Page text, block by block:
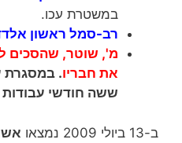
במשטרת עכו.
רב-סמל ראשון
מ', שוטר, שהסכים
את חבריו. במסגרת
ששה חודשי עבודות
ב-13 ביולי 2009 נמצאו